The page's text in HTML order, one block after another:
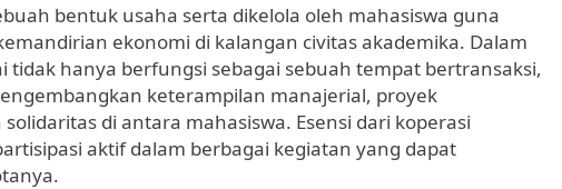
bentuk usaha serta dikelola oleh mahasiswa guna
ekonomi di kalangan civitas akademika. Dalam
tidak hanya berfungsi sebagai sebuah tempat bertransaksi,
keterampilan manajerial, proyek
di antara mahasiswa. Esensi dari koperasi
aktif dalam berbagai kegiatan yang dapat